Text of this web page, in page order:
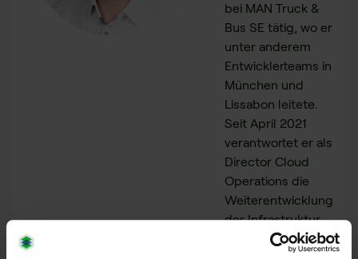
bei MAN Truck &
Bus SE tätig, wo er
unter anderem
Entwicklerteams in
München und
Lissabon leitete.
Seit April 2021
verantwortet er als
Director Cloud
Operations die
Weiterentwicklung
der Infrastruktur
und Technologie